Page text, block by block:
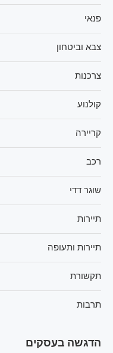
פנאי
צבא וביטחון
צרכנות
קולנוע
קריירה
רכב
שוגר דדי
תיירות
תיירות ותעופה
תקשורת
תרבות
הדגשה בעסקים